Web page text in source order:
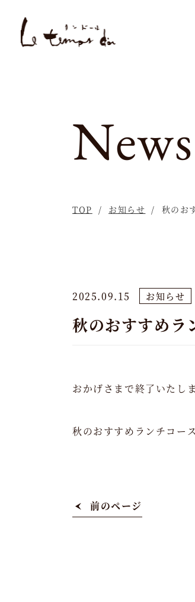
News
TOP お知らせ 秋のお
2025.09.15 お知らせ
秋のおすすめラ
おかげさまで終了いたし
秋のおすすめランチコース
前のページ